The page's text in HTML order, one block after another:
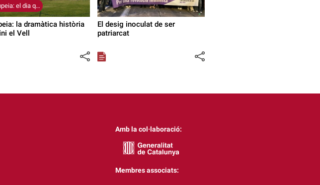
Pompeia: el dia que el cel es va enfosquir (4)
la dramàtica història
el Vell
El desig inoculat de ser
patriarcat
Amb la col·laboració:
Membres associats: